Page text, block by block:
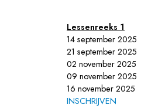
Lessenreeks 1
14 september 2025
21 september 2025
02 november 2025
09 november 2025
16 november 2025
INSCHRIJVEN